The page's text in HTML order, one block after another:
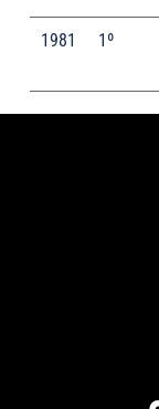
1981 1º